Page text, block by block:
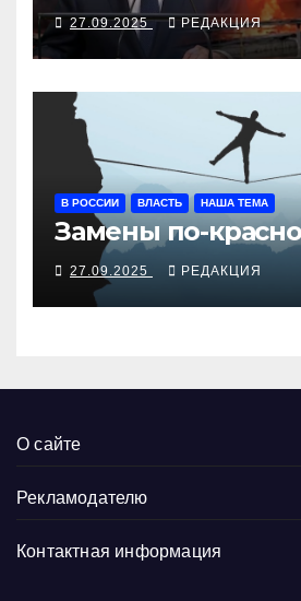
27.09.2025 РЕДАКЦИЯ
В РОССИИ ВЛАСТЬ НАША ТЕМА
Замены по-
27.09.2025 РЕДАКЦИЯ
О сайте
Рекламодателю
Контактная информация